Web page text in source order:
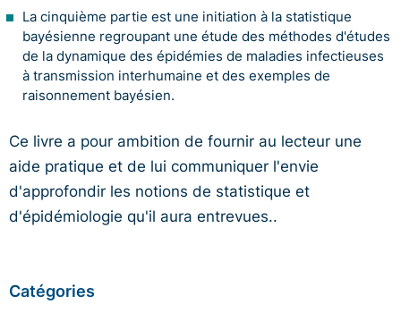
La cinquième partie est une initiation à la statistique
bayésienne regroupant une étude des méthodes d'études
de la dynamique des épidémies de maladies infectieuses
à transmission interhumaine et des exemples de
raisonnement bayésien.
Ce livre a pour ambition de fournir au lecteur une
aide pratique et de lui communiquer l'envie
d'approfondir les notions de statistique et
d'épidémiologie qu'il aura entrevues..
Catégories